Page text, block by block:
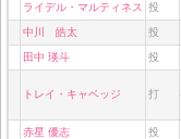
ライデル・マルティネス 投
中川 皓太 投
田中 瑛斗 投
トレイ・キャベッジ 打
赤星 優志 投